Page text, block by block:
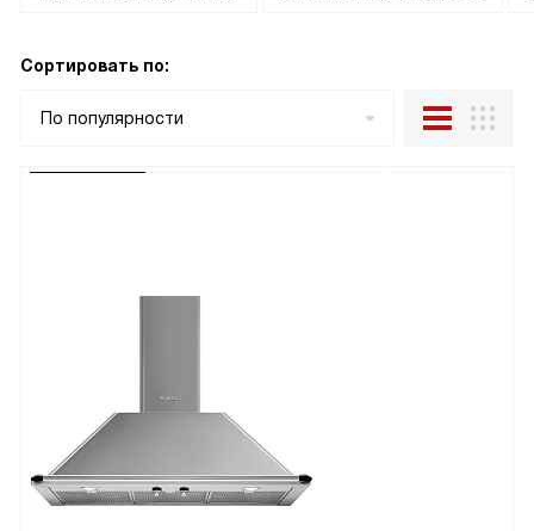
Сортировать по:
По популярности